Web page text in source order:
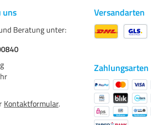
uns
Beratung unter:
Kontaktformular.
Versandarten
Zahlungsarten